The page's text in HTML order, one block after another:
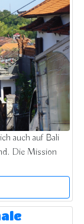
auch auf Bali
Die Mission